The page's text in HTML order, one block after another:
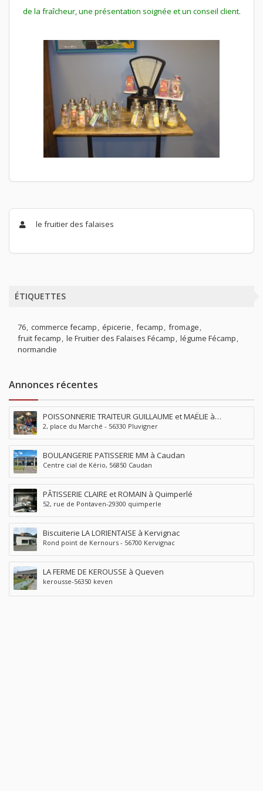
de la fraîcheur, une présentation soignée et un conseil client.
le fruitier des falaises
ÉTIQUETTES
76 commerce fecamp épicerie fecamp fromage
fruit fecamp le Fruitier des Falaises Fécamp légume Fécamp
normandie
Annonces récentes
POISSONNERIE TRAITEUR GUILLAUME et MAËLIE à
Pluvigner
2, place du Marché - 56330 Pluvigner
BOULANGERIE PATISSERIE MM à Caudan
Centre cial de Kério, 56850 Caudan
PÂTISSERIE CLAIRE et ROMAIN à Quimperlé
52, rue de Pontaven-29300 quimperle
Biscuiterie LA LORIENTAISE à Kervignac
Rond point de Kernours - 56700 Kervignac
LA FERME DE KEROUSSE à Queven
kerousse-56350 keven